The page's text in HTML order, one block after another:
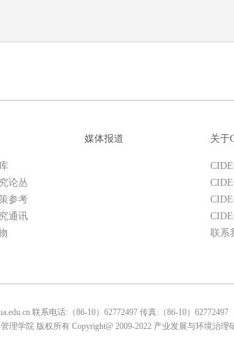
论丛
参考
通讯
媒体报道 关于
联系
联系电话:（86-10）62772497 传真:（86-10）62772497
理学院 版权所有 Copyright@ 2009-2022 产业发展与环境治理